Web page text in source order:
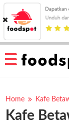
HOME
MENU
RESTAURANT
PESAN
OUR
COMPANY
Home Kafe
Kafe